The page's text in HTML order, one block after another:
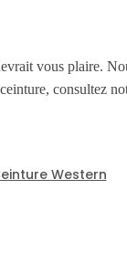
vous plaire.
consultez
Western